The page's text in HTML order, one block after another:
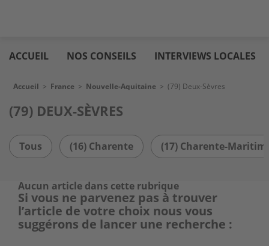
au
contenu
immo
ACCUEIL NOS CONSEILS INTERVIEWS LOCALES
Fil d'Ariane
Accueil > France > Nouvelle-Aquitaine > (79) Deux-Sèvres
(79) DEUX-SÈVRES
Tous (16) Charente (17) Charente-
Aucun article dans cette rubrique
Si vous ne parvenez pas à trouver
l’article de votre choix nous vous
suggérons de lancer une recherche :